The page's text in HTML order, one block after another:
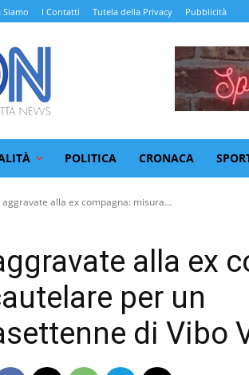
Siamo I Contatti Tutela della Privacy Pubblicità
POLITICA CRONACA
aggravate alla ex compagna: misura...
alla ex
per un
di Vibo